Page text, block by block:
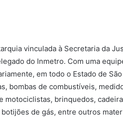
vinculada à Secretaria da
do Inmetro. Com uma
em todo o Estado de
bombas de combustíveis,
motociclistas, brinquedos,
botijões de gás, entre outros